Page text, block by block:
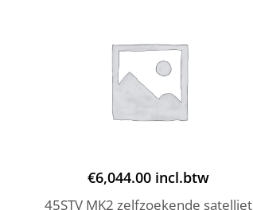
€6,044.00 incl.btw
45STV MK2 zelfzoekende satelliet